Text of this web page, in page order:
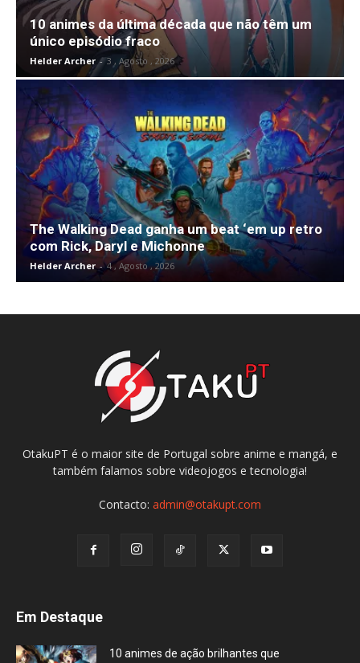
10 animes da última década que não têm um
único episódio fraco
Helder Archer - 3 , Agosto , 2026
The Walking Dead ganha um beat ‘em up retro
com Rick, Daryl e Michonne
Helder Archer - 4 , Agosto , 2026
OtakuPT é o maior site de Portugal sobre anime e mangá, e
também falamos sobre videojogos e tecnologia!
Contacto: admin@otakupt.com
Em Destaque
10 animes de ação brilhantes que